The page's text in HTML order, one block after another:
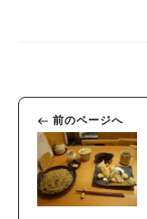
前のページへ